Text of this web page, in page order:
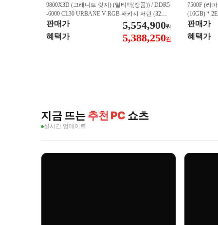
9800X3D (그래니트 릿지) (멀티팩(정품)) / DDR5
-6000 CL30 URBANE V RGB 패키지 서린 (32GB
(16Gx2)) / B850M-PLUS WIFI7 W 대원씨티에스 /
지포스 RTX 5080 AERO OC SFF D7 16GB 제이
씨현 / EXCERIA 히트싱크 M.2 NVMe (2TB)
판매가 5,554,900원
혜택가 5,388,250원
7500F (라
(16GB) *
즈윈 / 지포
CN600
판매가
혜택가
지금 뜨는추천 PC 쇼츠
실시간 업데이트